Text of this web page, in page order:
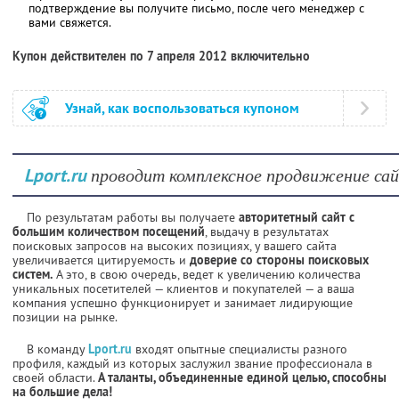
подтверждение вы получите письмо, после чего менеджер с
вами свяжется.
Купон действителен по 7 апреля 2012 включительно
Узнай, как воспользоваться купоном
Lport.ruпроводит комплексное продвижение
По результатам работы вы получаете авторитетный сайт с
большим количеством посещений, выдачу в результатах
поисковых запросов на высоких позициях, у вашего сайта
увеличивается цитируемость и доверие со стороны поисковых
систем. А это, в свою очередь, ведет к увеличению количества
уникальных посетителей — клиентов и покупателей — а ваша
компания успешно функционирует и занимает лидирующие
позиции на рынке.
В командуLport.ru входят опытные специалисты разного
профиля, каждый из которых заслужил звание профессионала в
своей области.А таланты, объединенные единой целью, способны
на большие дела!